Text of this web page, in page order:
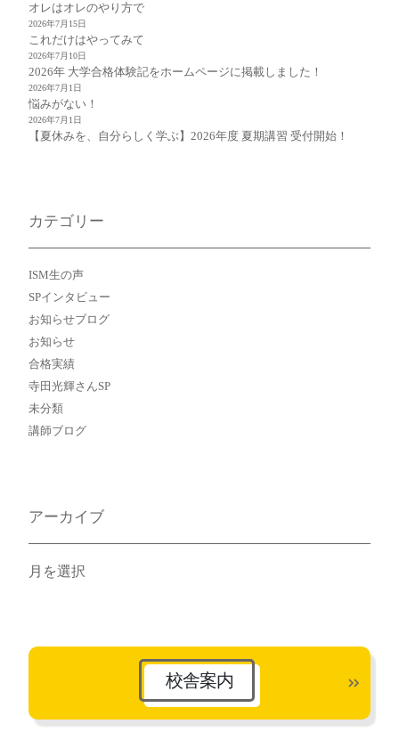
オレはオレのやり方で
これだけはやってみて
2026年7月15日
2026年 大学合格体験記をホームページに掲載しました！
2026年7月10日
悩みがない！
2026年7月1日
【夏休みを、自分らしく学ぶ】2026年度 夏期講習 受付開始！
2026年7月1日
カテゴリー
ISM生の声
SPインタビュー
お知らせブログ
お知らせ
合格実績
寺田光輝さんSP
未分類
講師ブログ
アーカイブ
ア
ブ
校舎案内